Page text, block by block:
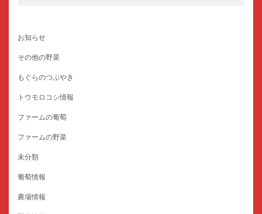
お知らせ
その他の野菜
もぐらのつぶやき
トウモロコシ情報
ファームの葡萄
ファームの野菜
未分類
葡萄情報
農場情報